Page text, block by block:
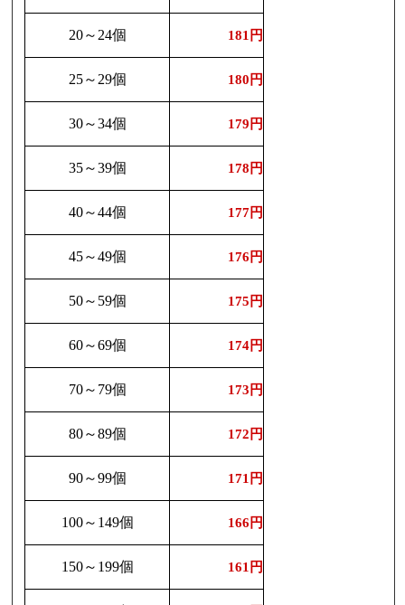
20～24個 181円
25～29個 180円
30～34個 179円
35～39個 178円
40～44個 177円
45～49個 176円
50～59個 175円
60～69個 174円
70～79個 173円
80～89個 172円
90～99個 171円
100～149個 166円
150～199個 161円